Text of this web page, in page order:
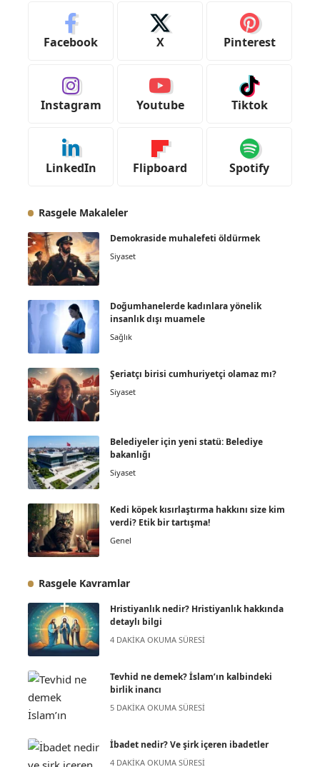
Facebook X Pinterest
Instagram Youtube Tiktok
LinkedIn Flipboard Spotify
Rasgele Makaleler
Demokraside muhalefeti öldürmek
Siyaset
Doğumhanelerde kadınlara yönelik
insanlık dışı muamele
Sağlık
Şeriatçı birisi cumhuriyetçi olamaz mı?
Siyaset
Belediyeler için yeni statü: Belediye
bakanlığı
Siyaset
Kedi köpek kısırlaştırma hakkını size kim
verdi? Etik bir tartışma!
Genel
Rasgele Kavramlar
Hristiyanlık nedir? Hristiyanlık hakkında
detaylı bilgi
4 DAKIKA OKUMA SÜRESI
Tevhid ne demek? İslam’ın kalbindeki
birlik inancı
5 DAKIKA OKUMA SÜRESI
İbadet nedir? Ve şirk içeren ibadetler
4 DAKIKA OKUMA SÜRESI